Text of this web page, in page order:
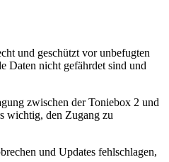
und geschützt vor unbefugten
Daten nicht gefährdet sind und
zwischen der Toniebox 2 und
wichtig, den Zugang zu
und Updates fehlschlagen,